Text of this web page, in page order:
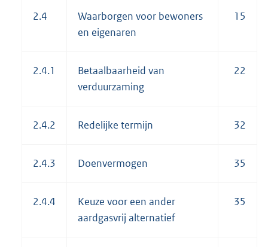
2.4
Waarborgen voor bewoners
en eigenaren
15
2.4.1
Betaalbaarheid van
verduurzaming
22
2.4.2 Redelijke termijn 32
2.4.3 Doenvermogen 35
2.4.4
Keuze voor een ander
aardgasvrij alternatief
35